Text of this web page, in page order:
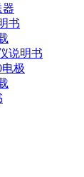
器
书
说明书
电极